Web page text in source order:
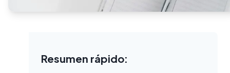
Resumen rápido: